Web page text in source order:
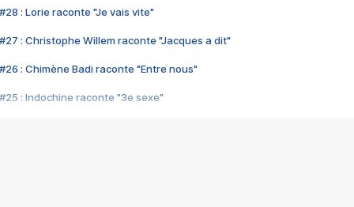
#28 : Lorie raconte "Je vais vite"
#27 : Christophe Willem raconte "Jacques a dit"
#26 : Chimène Badi raconte "Entre nous"
#25 : Indochine raconte "3e sexe"